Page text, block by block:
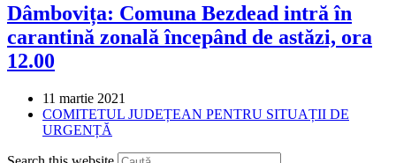
Dâmbovița: Comuna Bezdead intră în
carantină zonală începând de astăzi, ora
12.00
Post
published:
11 martie 2021
Post
category:
COMITETUL JUDEȚEAN PENTRU SITUAȚII DE
URGENȚĂ